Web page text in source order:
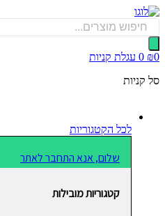
0 עגלת קניות
לכל הקטגוריות
שלום, אנא התחבר לאתר
קטגוריות מובילות